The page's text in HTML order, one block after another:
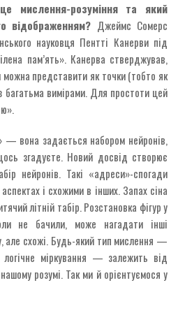
мислення-розуміння та який
відображенням? Джеймс Сомерс
науковця Пентті Канерви під
пам’ять». Канерва стверджував,
представити як точки (тобто як
багатьма вимірами. Для простоти цей
вона задається набором нейронів,
згадуєте. Новий досвід створює
нейронів. Такі «адреси»-спогади
і схожими в інших. Запах сіна
літній табір. Розстановка фігур у
не бачили, може нагадати інші
але схожі. Будь-який тип мислення —
логічне міркування — залежить від
розумі. Так ми й орієнтуємося у